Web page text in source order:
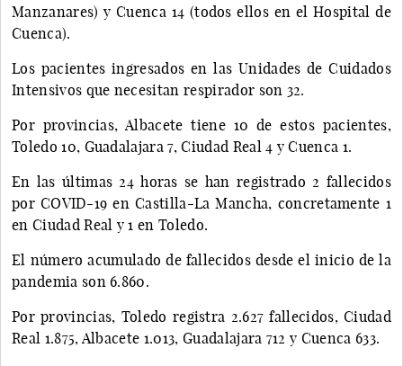
Manzanares) y Cuenca 14 (todos ellos en el Hospital de
Cuenca).
Los pacientes ingresados en las Unidades de Cuidados
Intensivos que necesitan respirador son 32.
Por provincias, Albacete tiene 10 de estos pacientes,
Toledo 10, Guadalajara 7, Ciudad Real 4 y Cuenca 1.
En las últimas 24 horas se han registrado 2 fallecidos
por COVID-19 en Castilla-La Mancha, concretamente 1
en Ciudad Real y 1 en Toledo.
El número acumulado de fallecidos desde el inicio de la
pandemia son 6.860.
Por provincias, Toledo registra 2.627 fallecidos, Ciudad
Real 1.875, Albacete 1.013, Guadalajara 712 y Cuenca 633.